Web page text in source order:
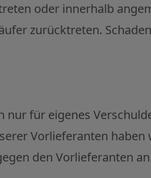
oder innerhalb
zurücktreten.
für eigenes
Vorlieferanten
den Vorlieferanten